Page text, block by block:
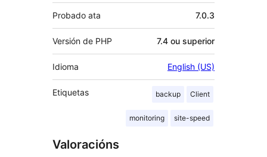
Probado ata 7.0.3
Versión de PHP 7.4 ou superior
Idioma English (US)
Etiquetas backup Client
monitoring site-speed
Valoracións